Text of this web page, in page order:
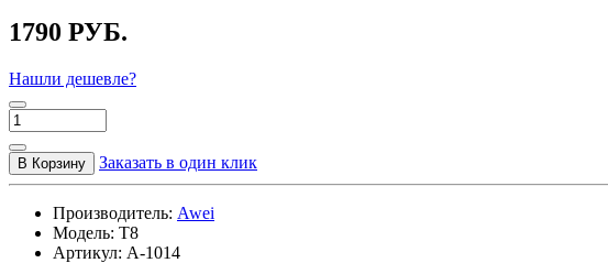
1790 РУБ.
Нашли дешевле?
В Корзину Заказать в один клик
Производитель: Awei
Модель: T8
Артикул: A-1014